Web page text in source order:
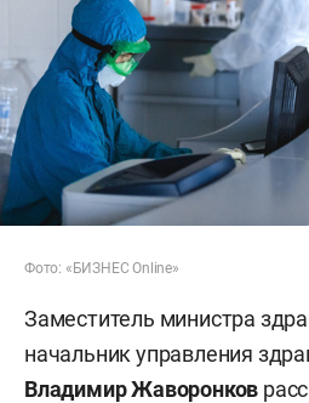
Фото: «БИЗНЕС Online»
Заместитель министра
начальник управления
Владимир Жаворонков